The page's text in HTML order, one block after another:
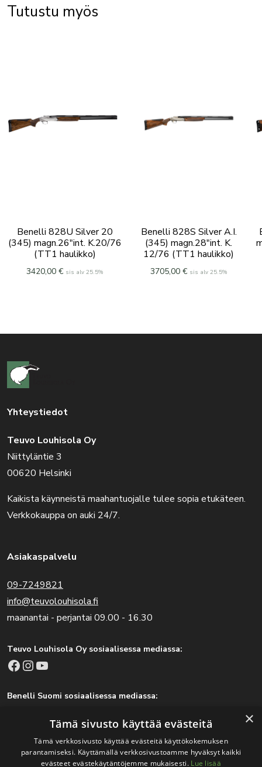
Tutustu myös
Benelli 828U Silver 20
(345) magn.26″int. K.20/76
(TT1 haulikko)
3420,00 € sis alv 25.5%
Benelli 828S Silver A.I.
(345) magn.28″int. K.
12/76 (TT1 haulikko)
3705,00 € sis alv 25.5%
Yhteystiedot
Teuvo Louhisola Oy
Niittyläntie 3
00620 Helsinki
Kaikista käynneistä maahantuojalle tulee sopia etukäteen.
Verkkokauppa on auki 24/7.
Asiakaspalvelu
09-7249821
info@teuvolouhisola.fi
maanantai - perjantai 09.00 - 16.30
Teuvo Louhisola Oy sosiaalisessa mediassa:
Facebook Instagram YouTube
Benelli Suomi sosiaalisessa mediassa:
Tärkeitä linkkejä
×
Tämä sivusto käyttää evästeitä
Tämä verkkosivusto käyttää evästeitä käyttökokemuksen
parantamiseksi. Käyttämällä verkkosivustoamme hyväksyt kaikki
evästeet evästekäytäntöjemme mukaisesti. Lue lisää